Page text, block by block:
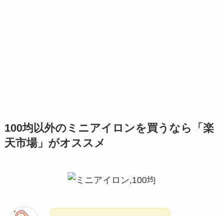
100均以外のミニアイロンを買うなら「楽
天市場」がオススメ